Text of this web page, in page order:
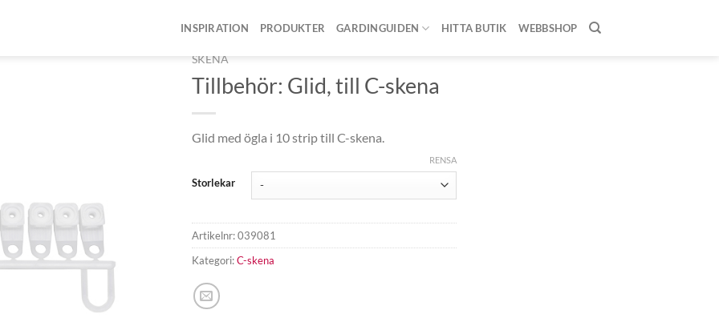
INSPIRATION PRODUKTER GARDINGUIDEN HITTA BUTIK
WEBBSHOP
SKENA
Tillbehör: Glid, till C-skena
Glid med ögla i 10 strip till C-skena.
Storlekar
RENSA
Artikelnr:039081
Kategori:C-skena